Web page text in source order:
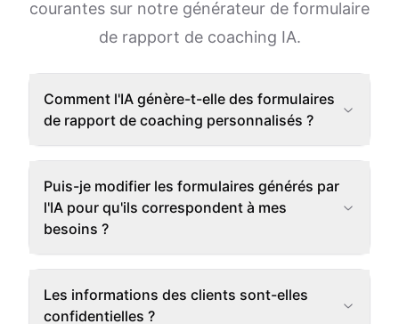
courantes sur notre générateur de formulaire
de rapport de coaching IA.
Comment l'IA génère-t-elle des formulaires
de rapport de coaching personnalisés ?
Puis-je modifier les formulaires générés par
l'IA pour qu'ils correspondent à mes
besoins ?
Les informations des clients sont-elles
confidentielles ?